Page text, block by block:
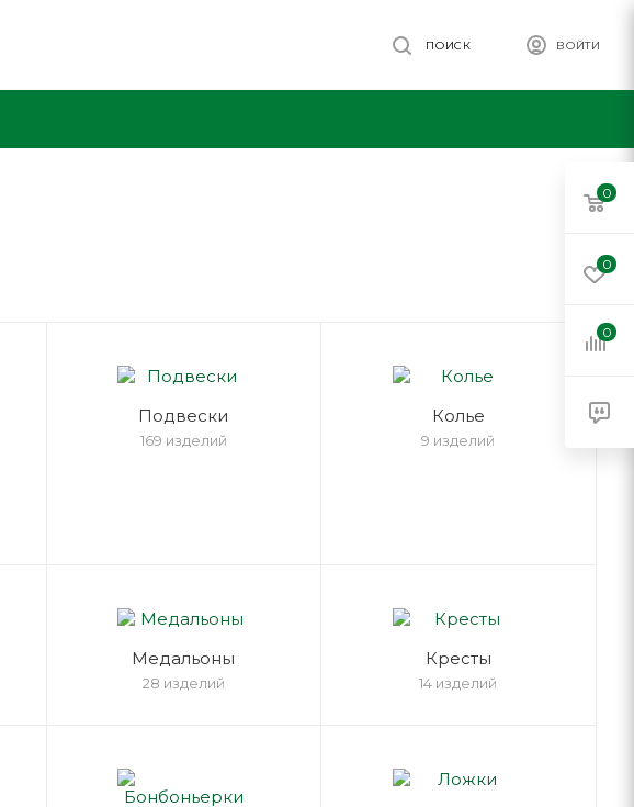
ВОЙТИ
ПОИСК
Подвески
169 изделий
Колье
9 изделий
Медальоны
28 изделий
Кресты
14 изделий
0
0
0